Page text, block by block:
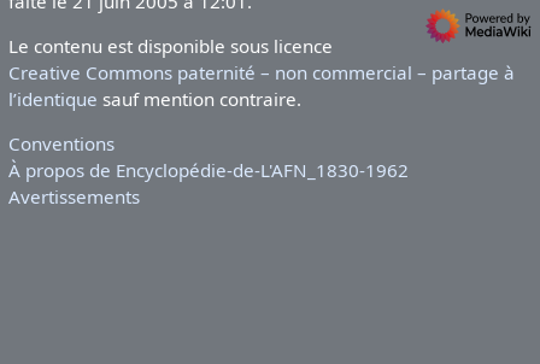
Le contenu est disponible sous licence
Creative Commons paternité – non commercial – partage à
l’identique sauf mention contraire.
Conventions
À propos de Encyclopédie-de-L'AFN_1830-1962
Avertissements